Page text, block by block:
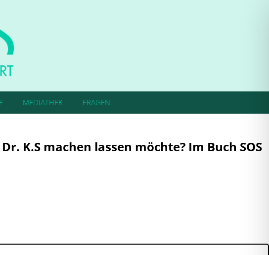
MEDIATHEK FRAGEN
K.S machen lassen möchte? Im Buch SOS